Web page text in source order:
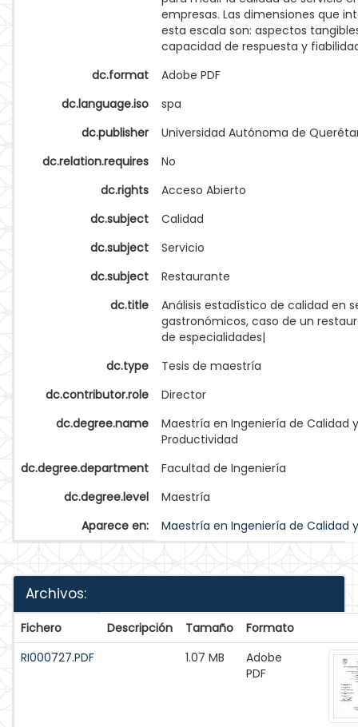
empresas. Las dimensiones que
esta escala son: aspectos
capacidad de respuesta y
dc.format
Adobe PDF
dc.language.iso
spa
dc.publisher
Universidad Autónoma de
dc.relation.requires
No
dc.rights
Acceso Abierto
dc.subject
Calidad
dc.subject
Servicio
dc.subject
Restaurante
dc.title
Análisis estadístico de calidad en
gastronómicos, caso de un
de especialidades|
dc.type
Tesis de maestría
dc.contributor.role
Director
dc.degree.name
Maestría en Ingeniería de Calidad y
Productividad
dc.degree.department
Facultad de Ingeniería
dc.degree.level
Maestría
Aparece en:
Maestría en Ingeniería de Calidad
Archivos:
Fichero Descripción Tamaño
Formato
RI000727.PDF
1.07 MB
Adobe
PDF